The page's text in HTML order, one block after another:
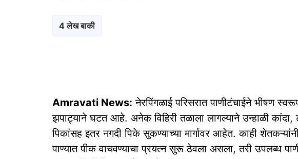
4 लेख बाकी
Amravati News: नेरपिंगळाई परिसरात पाणीटंचाईने भीषण
झपाट्याने घटत आहे. अनेक विहिरी तळाला लागल्याने उन्हाळी कांदा,
पिकांसह इतर नगदी पिके सुकण्याच्या मार्गावर आहेत. काही
पाण्यात पीक वाचवण्याचा प्रयत्न सुरू ठेवला असला, तरी उपलब्ध